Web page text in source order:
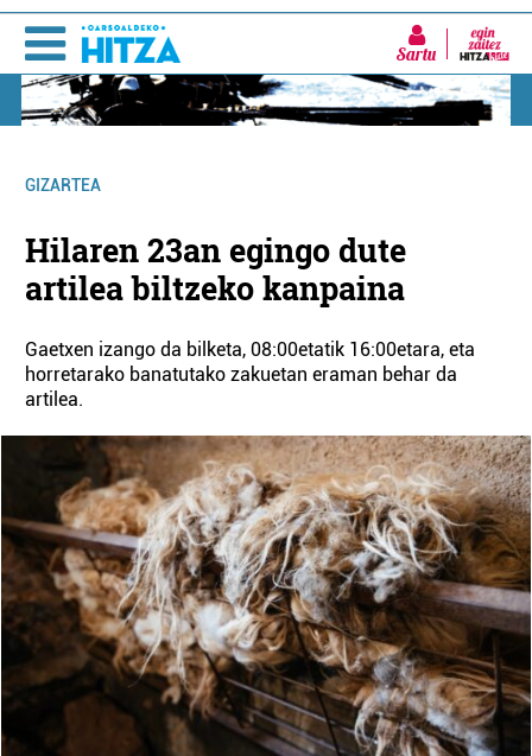
Sartu
GIZARTEA
Hilaren 23an egingo dute
artilea biltzeko kanpaina
Gaetxen izango da bilketa, 08:00etatik 16:00etara, eta
horretarako banatutako zakuetan eraman behar da
artilea.